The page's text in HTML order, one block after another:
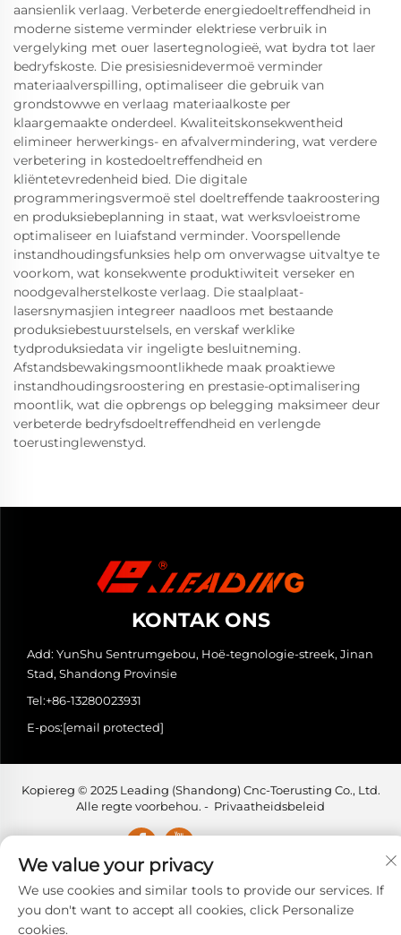
aansienlik verlaag. Verbeterde energiedoeltreffendheid in
moderne sisteme verminder elektriese verbruik in
vergelyking met ouer lasertegnologieë, wat bydra tot laer
bedryfskoste. Die presisiesnidevermoë verminder
materiaalverspilling, optimaliseer die gebruik van
grondstowwe en verlaag materiaalkoste per
klaargemaakte onderdeel. Kwaliteitskonsekwentheid
elimineer herwerkings- en afvalvermindering, wat verdere
verbetering in kostedoeltreffendheid en
kliëntetevredenheid bied. Die digitale
programmeringsvermoë stel doeltreffende taakroostering
en produksiebeplanning in staat, wat werksvloeistrome
optimaliseer en luiafstand verminder. Voorspellende
instandhoudingsfunksies help om onverwagse uitvaltye te
voorkom, wat konsekwente produktiwiteit verseker en
noodgevalherstelkoste verlaag. Die staalplaat-
lasersnymasjien integreer naadloos met bestaande
produksiebestuurstelsels, en verskaf werklike
tydproduksiedata vir ingeligte besluitneming.
Afstandsbewakingsmoontlikhede maak proaktiewe
instandhoudingsroostering en prestasie-optimalisering
moontlik, wat die opbrengs op belegging maksimeer deur
verbeterde bedryfsdoeltreffendheid en verlengde
toerustinglewenstyd.
KONTAK ONS
Add: YunShu Sentrumgebou, Hoë-tegnologie-streek, Jinan
Stad, Shandong Provinsie
Tel:+86-13280023931
E-pos:[email protected]
Kopiereg © 2025 Leading (Shandong) Cnc-Toerusting Co., Ltd.
Alle regte voorbehou. - Privaatheidsbeleid
We value your privacy
We use cookies and similar tools to provide our services. If
you don't want to accept all cookies, click Personalize
cookies.